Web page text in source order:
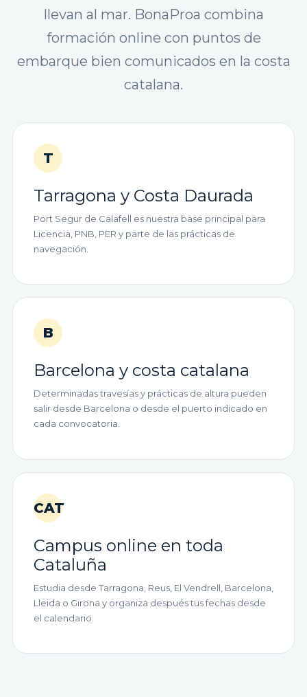
llevan al mar. BonaProa combina
formación online con puntos de
embarque bien comunicados en la costa
catalana.
T
Tarragona y Costa Daurada
Port Segur de Calafell es nuestra base principal para
Licencia, PNB, PER y parte de las prácticas de
navegación.
B
Barcelona y costa catalana
Determinadas travesías y prácticas de altura pueden
salir desde Barcelona o desde el puerto indicado en
cada convocatoria.
CAT
Campus online en toda
Cataluña
Estudia desde Tarragona, Reus, El Vendrell, Barcelona,
Lleida o Girona y organiza después tus fechas desde
el calendario.